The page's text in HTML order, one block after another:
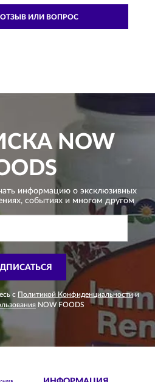
ОТЗЫВ ИЛИ ВОПРОС
NOW
информацию о эксклюзивных
событиях и многом другом
с Политикой Конфиденциальности и
NOW FOODS